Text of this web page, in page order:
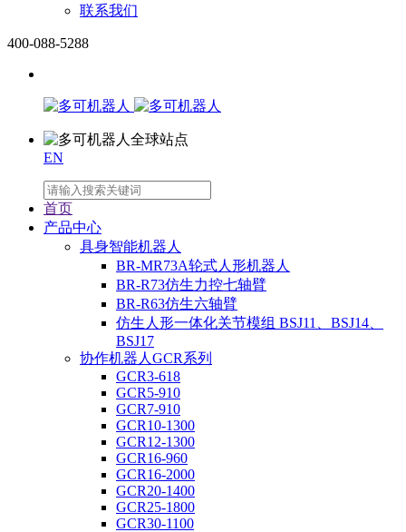
联系我们
400-088-5288
EN
首页
产品中心
具身智能机器人
BR-MR73A轮式人形机器人
BR-R73仿生力控七轴臂
BR-R63仿生六轴臂
仿生人形一体化关节模组 BSJ11、BSJ14、
BSJ17
协作机器人GCR系列
GCR3-618
GCR5-910
GCR7-910
GCR10-1300
GCR12-1300
GCR16-960
GCR16-2000
GCR20-1400
GCR25-1800
GCR30-1100